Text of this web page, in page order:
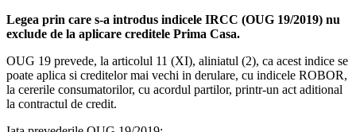
Legea prin care s-a introdus indicele IRCC (OUG 19/2019) nu
exclude de la aplicare creditele Prima Casa.
OUG 19 prevede, la articolul 11 (XI), aliniatul (2), ca acest indice se
poate aplica si creditelor mai vechi in derulare, cu indicele ROBOR,
la cererile consumatorilor, cu acordul partilor, printr-un act aditional
la contractul de credit.